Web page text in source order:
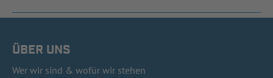
ÜBER UNS
Wer wir sind & wofür wir stehen